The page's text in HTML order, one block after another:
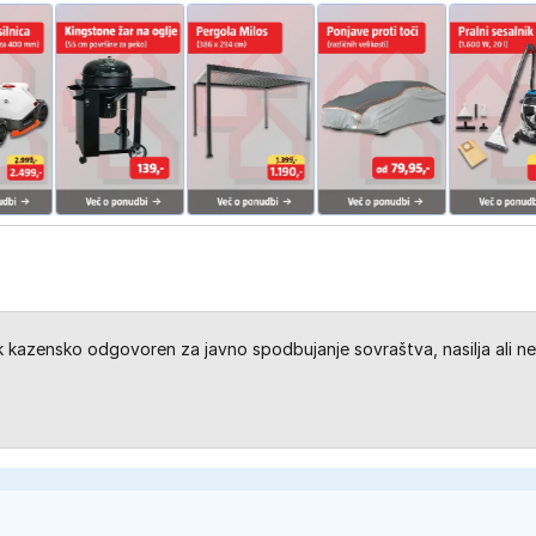
kazensko odgovoren za javno spodbujanje sovraštva, nasilja ali